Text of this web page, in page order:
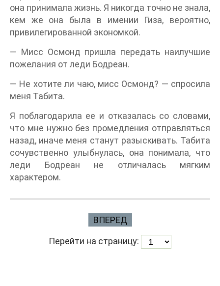
она принимала жизнь. Я никогда точно не знала,
кем же она была в имении Гиза, вероятно,
привилегированной экономкой.
— Мисс Осмонд пришла передать наилучшие
пожелания от леди Бодреан.
— Не хотите ли чаю, мисс Осмонд? — спросила
меня Табита.
Я поблагодарила ее и отказалась со словами,
что мне нужно без промедления отправляться
назад, иначе меня станут разыскивать. Табита
сочувственно улыбнулась, она понимала, что
леди Бодреан не отличалась мягким
характером.
ВПЕРЕД
Перейти на страницу: